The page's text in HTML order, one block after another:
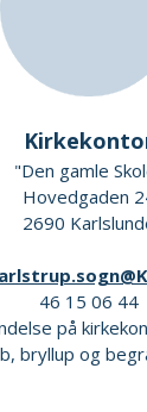
"Den gamle
Hovedgaden
2690
46 15 06 44
på
bryllup og